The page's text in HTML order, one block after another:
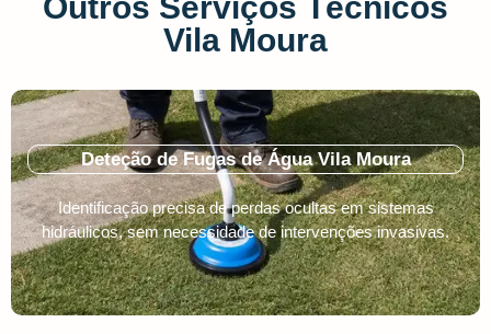
Outros Serviços Técnicos
Vila Moura
Deteção de Fugas de Água Vila Moura
Identificação precisa de perdas ocultas em sistemas
hidráulicos, sem necessidade de intervenções invasivas.